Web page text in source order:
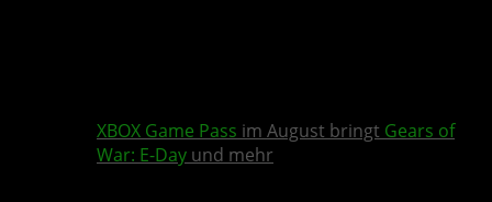
XBOX Game Pass im August bringt Gears of
War: E-Day und mehr